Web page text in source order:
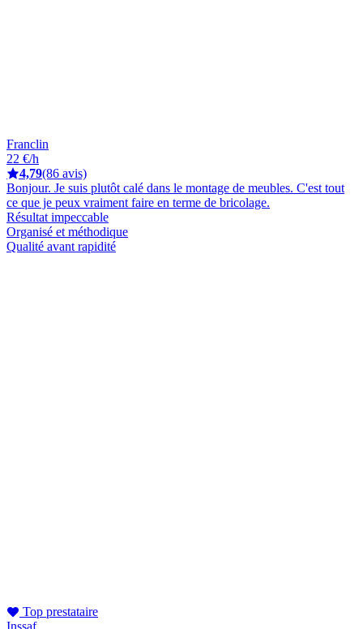
Franclin
22 €/h
4,79(86 avis)
Bonjour. Je suis plutôt calé dans le montage de meubles. C'est tout
ce que je peux vraiment faire en terme de bricolage.
Résultat impeccable
Organisé et méthodique
Qualité avant rapidité
Top prestataire
Inssaf